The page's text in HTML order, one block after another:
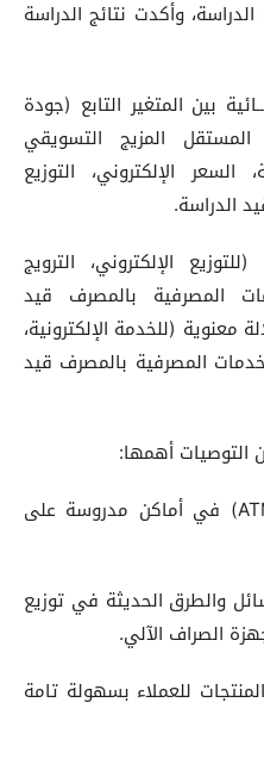
وأكدت نتائج الدراسة
بين المتغير التابع (جودة
المستقل المزيج التسويقي
السعر الإلكتروني، التوزيع
الدراسة.
الإلكتروني، الترويج
المصرفية بالمصرف قيد
معنوية (للخدمة الإلكترونية،
المصرفية بالمصرف قيد
التوصيات أهمها:
الحرص على توزيع أجهزة (ATM) في أماكن مدروسة على
والطرق الحديثة في توزيع
الصراف الآلي.
للعملاء بسهولة تامة